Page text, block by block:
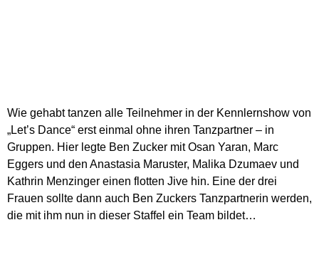
Wie gehabt tanzen alle Teilnehmer in der Kennlernshow von
„Let’s Dance“ erst einmal ohne ihren Tanzpartner – in
Gruppen. Hier legte Ben Zucker mit Osan Yaran, Marc
Eggers und den Anastasia Maruster, Malika Dzumaev und
Kathrin Menzinger einen flotten Jive hin. Eine der drei
Frauen sollte dann auch Ben Zuckers Tanzpartnerin werden,
die mit ihm nun in dieser Staffel ein Team bildet…